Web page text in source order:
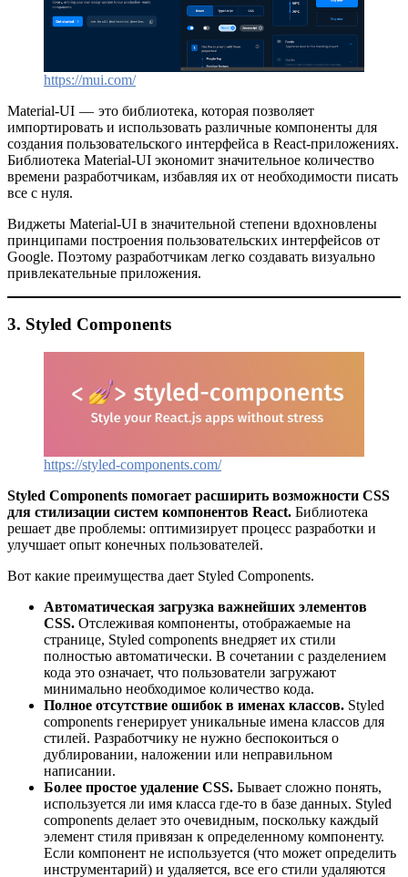
https://mui.com/
Material-UI — это библиотека, которая позволяет
импортировать и использовать различные компоненты для
создания пользовательского интерфейса в React-приложениях.
Библиотека Material-UI экономит значительное количество
времени разработчикам, избавляя их от необходимости писать
все с нуля.
Виджеты Material-UI в значительной степени вдохновлены
принципами построения пользовательских интерфейсов от
Google. Поэтому разработчикам легко создавать визуально
привлекательные приложения.
3. Styled Components
https://styled-components.com/
Styled Components помогает расширить возможности CSS
для стилизации систем компонентов React. Библиотека
решает две проблемы: оптимизирует процесс разработки и
улучшает опыт конечных пользователей.
Вот какие преимущества дает Styled Components.
Автоматическая загрузка важнейших элементов
CSS. Отслеживая компоненты, отображаемые на
странице, Styled components внедряет их стили
полностью автоматически. В сочетании с разделением
кода это означает, что пользователи загружают
минимально необходимое количество кода.
Полное отсутствие ошибок в именах классов. Styled
components генерирует уникальные имена классов для
стилей. Разработчику не нужно беспокоиться о
дублировании, наложении или неправильном
написании.
Более простое удаление CSS. Бывает сложно понять,
используется ли имя класса где-то в базе данных. Styled
components делает это очевидным, поскольку каждый
элемент стиля привязан к определенному компоненту.
Если компонент не используется (что может определить
инструментарий) и удаляется, все его стили удаляются